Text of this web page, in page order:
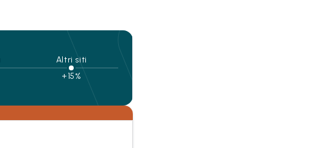
Altri siti
+15%